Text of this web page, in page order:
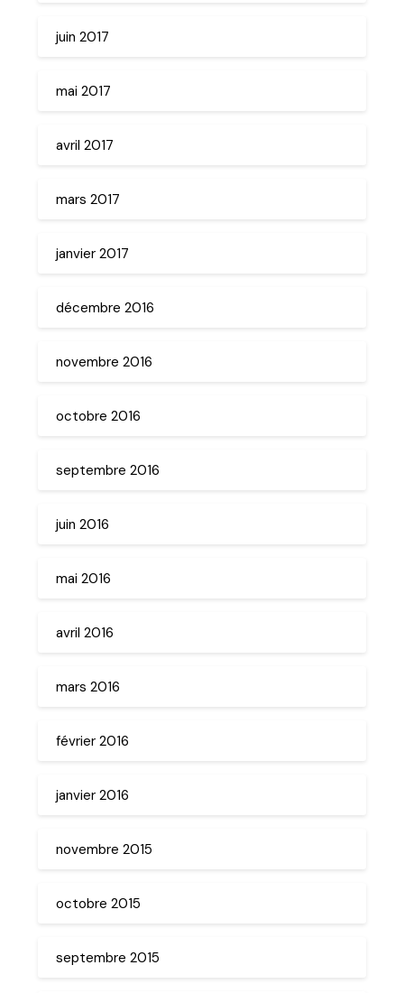
juin 2017
mai 2017
avril 2017
mars 2017
janvier 2017
décembre 2016
novembre 2016
octobre 2016
septembre 2016
juin 2016
mai 2016
avril 2016
mars 2016
février 2016
janvier 2016
novembre 2015
octobre 2015
septembre 2015